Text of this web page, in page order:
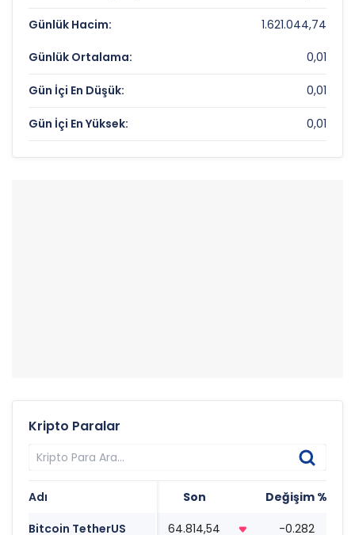
Günlük Hacim: 1.621.044,74
Günlük Ortalama: 0,01
Gün İçi En Düşük: 0,01
Gün İçi En Yüksek: 0,01
Kripto Paralar
Adı Son Değişim %
Bitcoin TetherUS
64.814,54 -0.282